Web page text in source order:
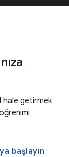
hale getirmek
başlayın